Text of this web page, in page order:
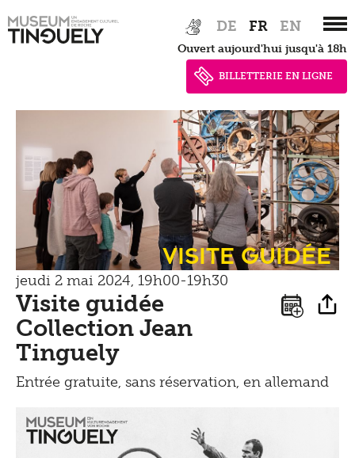
Hauptnavigation
to
DE FR EN
Ouvert aujourd'hui jusqu'à 18h
BILLETTERIE EN LIGNE
Tinguely Studies
Voir
Entendre
Presse
Shop
Visite guidée
jeudi 2 mai 2024, 19h00-19h30
Visite guidée
Collection Jean
Tinguely
Entrée gratuite, sans réservation, en allemand